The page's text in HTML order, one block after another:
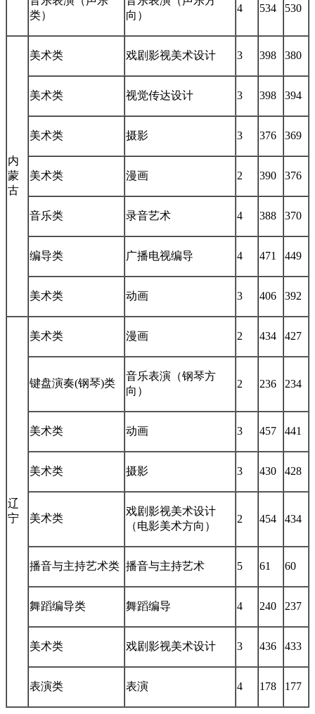
类）
向）
4 534 530
内
蒙
古
美术类 戏剧影视美术设计 3 398 380
美术类 视觉传达设计 3 398 394
美术类 摄影 3 376 369
美术类 漫画 2 390 376
音乐类 录音艺术 4 388 370
编导类 广播电视编导 4 471 449
美术类 动画 3 406 392
辽
宁
美术类 漫画 2 434 427
键盘演奏(钢琴)类
音乐表演（钢琴方
向）
2 236 234
美术类 动画 3 457 441
美术类 摄影 3 430 428
美术类
戏剧影视美术设计
（电影美术方向）
2 454 434
播音与主持艺术类 播音与主持艺术 5 61 60
舞蹈编导类 舞蹈编导 4 240 237
美术类 戏剧影视美术设计 3 436 433
表演类 表演 4 178 177